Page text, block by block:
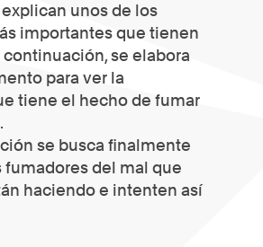
unos de los
importantes que tienen
continuación, se elabora
para ver la
tiene el hecho de fumar
se busca finalmente
del mal que
haciendo e intenten así